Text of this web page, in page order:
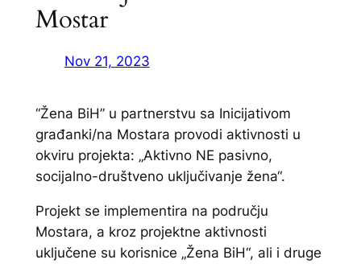
Mostar
Nov 21, 2023
“Žena BiH” u partnerstvu sa Inicijativom
građanki/na Mostara provodi aktivnosti u
okviru projekta: „Aktivno NE pasivno,
socijalno-društveno uključivanje žena“.
Projekt se implementira na području
Mostara, a kroz projektne aktivnosti
uključene su korisnice „Žena BiH“, ali i druge